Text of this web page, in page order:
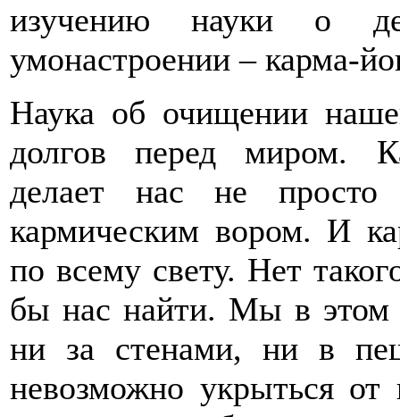
изучению науки о
умонастроении – карма-
Наука об очищении
долгов перед миром.
делает нас не
кармическим вором. И
по всему свету. Нет
бы нас найти. Мы в этом
ни за стенами, ни в
невозможно укрыться